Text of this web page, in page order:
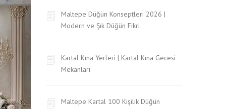
Maltepe Düğün Konseptleri 2026 |
Modern ve Şık Düğün Fikri
Kartal Kına Yerleri | Kartal Kına Gecesi
Mekanları
Maltepe Kartal 100 Kişilik Düğün